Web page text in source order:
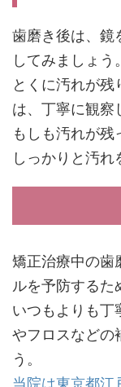
歯磨き後は、鏡
してみましょう。
とくに汚れが残
は、丁寧に観察
もしも汚れが
しっかりと汚れ
矯正治療中の歯
ルを予防するた
いつもよりも丁
やフロスなどの
う。
当院は東京都江